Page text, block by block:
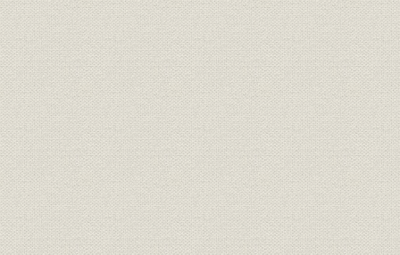
沿革
昭和37年(1962年)~昭和55年
(1980年)
昭和36年
(1980年)